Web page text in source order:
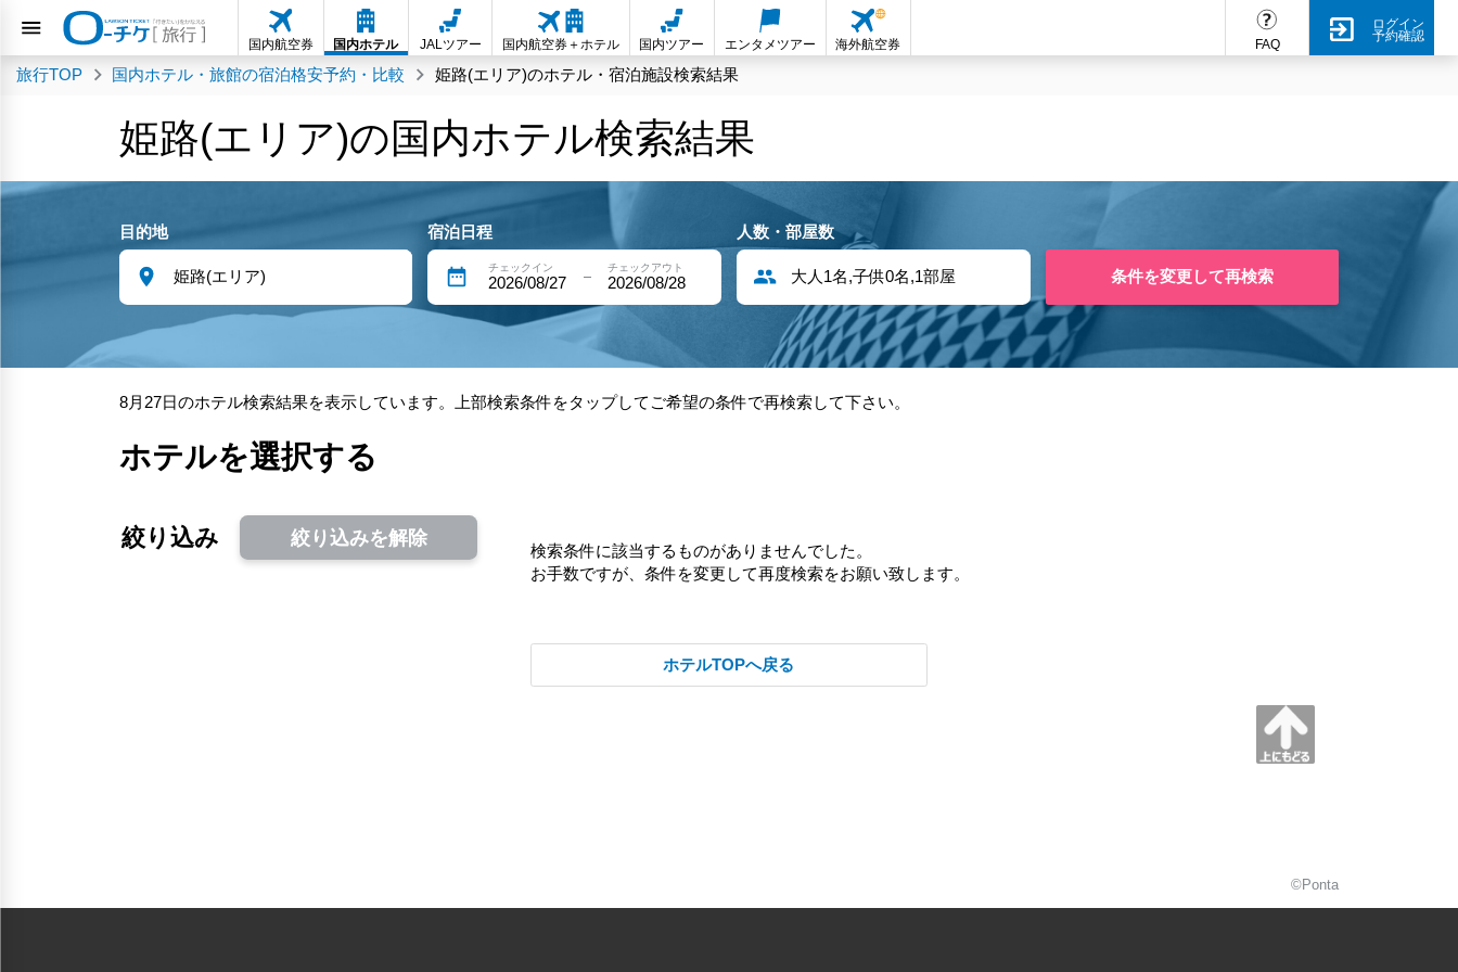
FAQ
ログイン
予約確認
国内航空券 国内ホテル JALツアー 国内航空券＋ホテル 国内ツアー エンタメツアー 海外航空券
旅行TOP 国内ホテル・旅館の宿泊格安予約・比較 姫路(エリア)のホテル・宿泊施設検索結果
姫路(エリア)の国内ホテル検索結果
目的地 宿泊日程
チェックイン
2026/08/27
チェックアウト
2026/08/28
人数・部屋数
大人1名,子供0名,1部屋 条件を変更して再検索
8月27日のホテル検索結果を表示しています。上部検索条件をタップしてご希望の条件で再検索して下さい。
ホテルを選択する
絞り込み 絞り込みを解除
検索条件に該当するものがありませんでした。
お手数ですが、条件を変更して再度検索をお願い致します。
ホテルTOPへ戻る
©Ponta